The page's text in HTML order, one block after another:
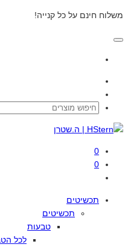
משלוח חינם על כל קנייה!
0
0
תכשיטים
תכשיטים
טבעות
לכל